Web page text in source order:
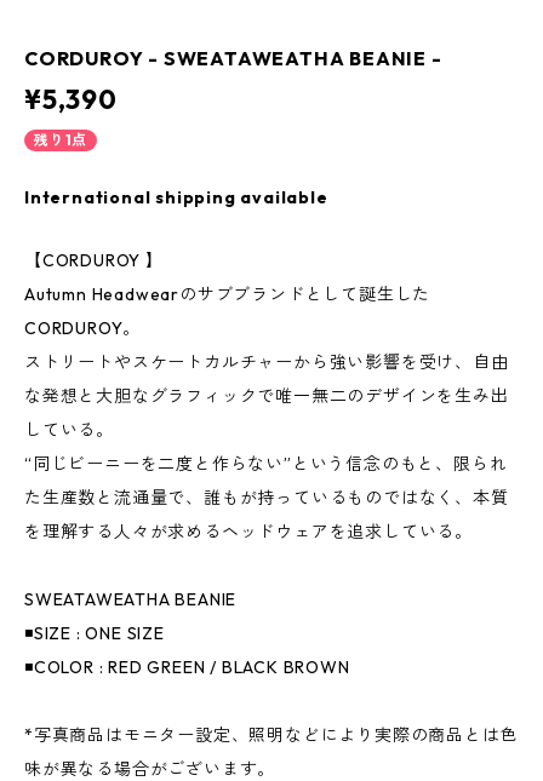
CORDUROY - SWEATAWEATHA BEANIE -
¥5,390
残り1点
International shipping available
【CORDUROY 】
Autumn Headwearのサブブランドとして誕生した
CORDUROY。
ストリートやスケートカルチャーから強い影響を受け、自由
な発想と大胆なグラフィックで唯一無二のデザインを生み出
している。
“同じビーニーを二度と作らない”という信念のもと、限られ
た生産数と流通量で、誰もが持っているものではなく、本質
を理解する人々が求めるヘッドウェアを追求している。
SWEATAWEATHA BEANIE
◾️SIZE : ONE SIZE
◾️COLOR : RED GREEN / BLACK BROWN
*写真商品はモニター設定、照明などにより実際の商品とは色
味が異なる場合がございます。